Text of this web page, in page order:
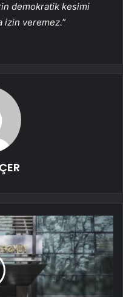
demokratik kesimi
izin veremez.”